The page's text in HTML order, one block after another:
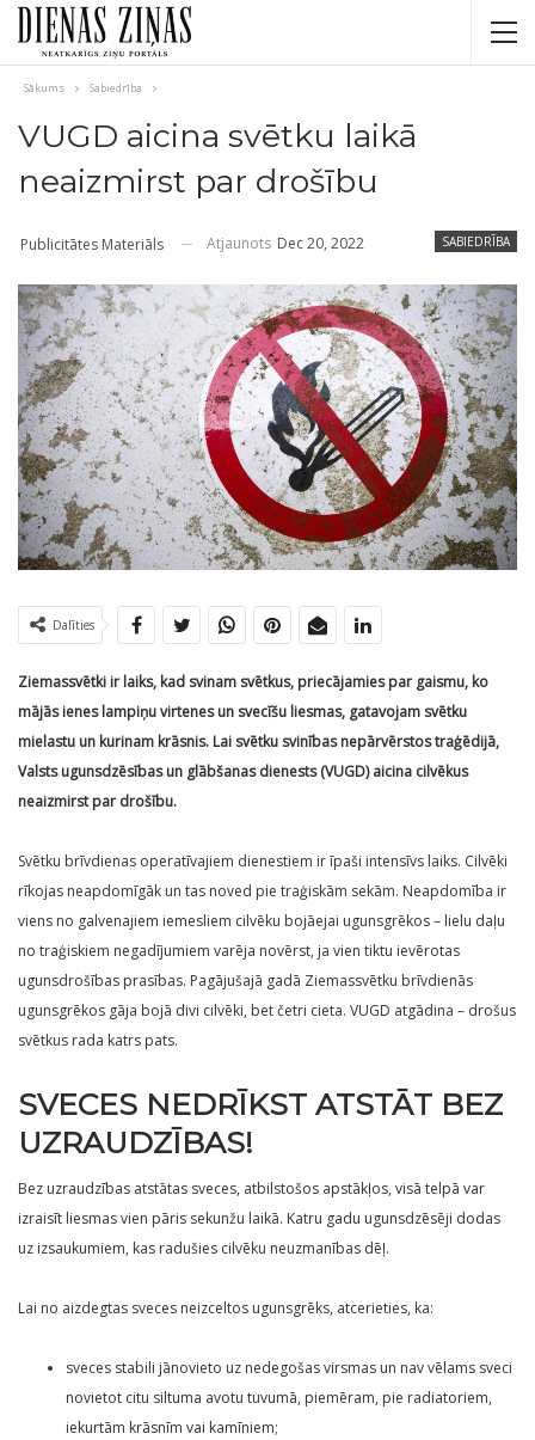
Sākums Sabiedrība
VUGD aicina svētku laikā
neaizmirst par drošību
SABIEDRĪBA
Publicitātes Materiāls Atjaunots Dec 20, 2022
Dalīties
Ziemassvētki ir laiks, kad svinam svētkus, priecājamies par gaismu, ko
mājās ienes lampiņu virtenes un svecīšu liesmas, gatavojam svētku
mielastu un kurinam krāsnis. Lai svētku svinības nepārvērstos traģēdijā,
Valsts ugunsdzēsības un glābšanas dienests (VUGD) aicina cilvēkus
neaizmirst par drošību.
Svētku brīvdienas operatīvajiem dienestiem ir īpaši intensīvs laiks. Cilvēki
rīkojas neapdomīgāk un tas noved pie traģiskām sekām. Neapdomība ir
viens no galvenajiem iemesliem cilvēku bojāejai ugunsgrēkos – lielu daļu
no traģiskiem negadījumiem varēja novērst, ja vien tiktu ievērotas
ugunsdrošības prasības. Pagājušajā gadā Ziemassvētku brīvdienās
ugunsgrēkos gāja bojā divi cilvēki, bet četri cieta. VUGD atgādina – drošus
svētkus rada katrs pats.
SVECES NEDRĪKST ATSTĀT BEZ
UZRAUDZĪBAS!
Bez uzraudzības atstātas sveces, atbilstošos apstākļos, visā telpā var
izraisīt liesmas vien pāris sekunžu laikā. Katru gadu ugunsdzēsēji dodas
uz izsaukumiem, kas radušies cilvēku neuzmanības dēļ.
Lai no aizdegtas sveces neizceltos ugunsgrēks, atcerieties, ka:
sveces stabili jānovieto uz nedegošas virsmas un nav vēlams sveci
novietot citu siltuma avotu tuvumā, piemēram, pie radiatoriem,
iekurtām krāsnīm vai kamīniem;